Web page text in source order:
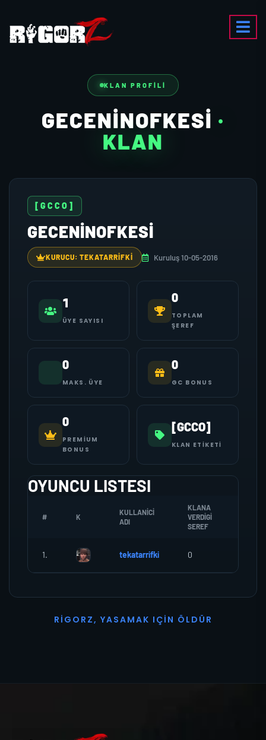
KLAN PROFILI
GECENINOFKESI ·
KLAN
[GCCO]
GECENINOFKESI
KURUCU: TEKATARRIFKI Kuruluş 10-05-2016
1
ÜYE SAYISI
0
TOPLAM
ŞEREF
0
MAKS. ÜYE
0
GC BONUS
0
PREMIUM
BONUS
[GCCO]
KLAN ETIKETI
OYUNCU LISTESI
# K
KULLANICI
ADI
KLANA
VERDIGI
SEREF
1. tekatarrifki 0
R I G O R Z, YASAMAK I ÇI N Ö L D Ü R